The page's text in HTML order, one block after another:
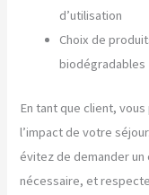
d’utilisation
Choix de
biodégradables
En tant que client,
l’impact de votre
évitez de demander un
nécessaire, et